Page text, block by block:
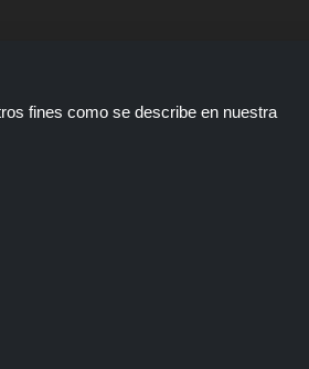
disponibles a través de
a través de estos enlaces,
fines como se describe en nuestra